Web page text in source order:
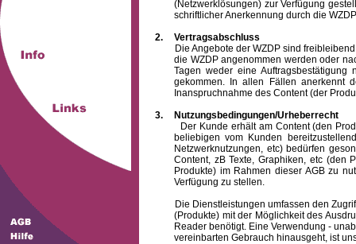
(Netzwerklösungen) zur Verfügung
schriftlicher Anerkennung durch die
2.
Vertragsabschluss
Die Angebote der WZDP sind freibleibend.
die WZDP angenommen werden oder
Tagen weder eine
gekommen. In allen Fällen anerkennt
Inanspruchnahme des Content (der
3.
Nutzungsbedingungen/Urheberrecht
Der Kunde erhält am Content (den
beliebigen vom Kunden
Netzwerknutzungen, etc) bedürfen
Content, zB Texte, Graphiken, etc (den
Produkte) im Rahmen dieser AGB zu
Verfügung zu stellen.
Die Dienstleistungen umfassen den Zugriff
(Produkte) mit der Möglichkeit des
Reader benötigt. Eine Verwendung -
vereinbarten Gebrauch hinausgeht, ist